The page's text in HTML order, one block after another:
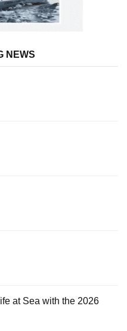
NEWS
at Sea with the 2026